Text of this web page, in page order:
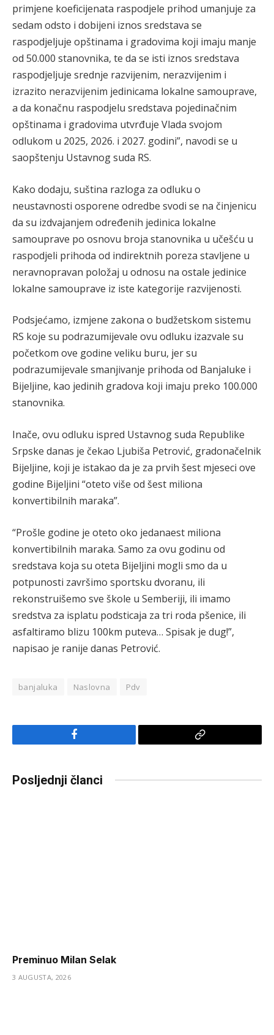
primjene koeficijenata raspodjele prihod umanjuje za
sedam odsto i dobijeni iznos sredstava se
raspodjeljuje opštinama i gradovima koji imaju manje
od 50.000 stanovnika, te da se isti iznos sredstava
raspodjeljuje srednje razvijenim, nerazvijenim i
izrazito nerazvijenim jedinicama lokalne samouprave,
a da konačnu raspodjelu sredstava pojedinačnim
opštinama i gradovima utvrđuje Vlada svojom
odlukom u 2025, 2026. i 2027. godini”, navodi se u
saopštenju Ustavnog suda RS.
Kako dodaju, suština razloga za odluku o
neustavnosti osporene odredbe svodi se na činjenicu
da su izdvajanjem određenih jedinica lokalne
samouprave po osnovu broja stanovnika u učešću u
raspodjeli prihoda od indirektnih poreza stavljene u
neravnopravan položaj u odnosu na ostale jedinice
lokalne samouprave iz iste kategorije razvijenosti.
Podsjećamo, izmjene zakona o budžetskom sistemu
RS koje su podrazumijevale ovu odluku izazvale su
početkom ove godine veliku buru, jer su
podrazumijevale smanjivanje prihoda od Banjaluke i
Bijeljine, kao jedinih gradova koji imaju preko 100.000
stanovnika.
Inače, ovu odluku ispred Ustavnog suda Republike
Srpske danas je čekao Ljubiša Petrović, gradonačelnik
Bijeljine, koji je istakao da je za prvih šest mjeseci ove
godine Bijeljini “oteto više od šest miliona
konvertibilnih maraka”.
“Prošle godine je oteto oko jedanaest miliona
konvertibilnih maraka. Samo za ovu godinu od
sredstava koja su oteta Bijeljini mogli smo da u
potpunosti završimo sportsku dvoranu, ili
rekonstruišemo sve škole u Semberiji, ili imamo
sredstva za isplatu podsticaja za tri roda pšenice, ili
asfaltiramo blizu 100km puteva… Spisak je dug!”,
napisao je ranije danas Petrović.
banjaluka Naslovna Pdv
Facebook
Copy
Posljednji članci
Preminuo Milan Selak
3 AUGUSTA, 2026